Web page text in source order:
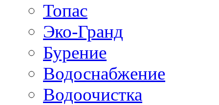
Топас
Эко-Гранд
Бурение
Водоснабжение
Водоочистка